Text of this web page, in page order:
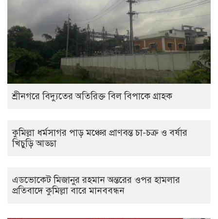
শ্রীনগরে বিদ্যুতের অতিরিক্ত বিল বিপাকে গ্রাহক
কুমিল্লা ধর্মসাগর পাড় মঞ্চের প্রাণবন্ত চা-চক্র ও বর্ষার
খিচুড়ি আড্ডা
এডভোকেট মিজানুর রহমান অন্তরের ওপর হামলার
প্রতিবাদে কুমিল্লা বারে মানববন্ধন